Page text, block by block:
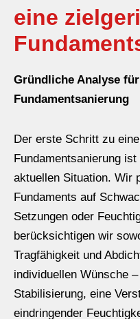
eine
Gründliche Analyse
Fundamentsanierung
Der erste Schritt zu
Fundamentsanierung
aktuellen Situation. Wir
Fundaments auf
Setzungen oder
berücksichtigen wir
Tragfähigkeit und
individuellen Wünsche
Stabilisierung, eine
eindringender